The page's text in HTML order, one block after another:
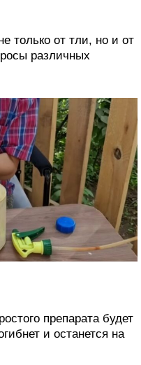
только от тли, но и от
различных
препарата будет
и останется на